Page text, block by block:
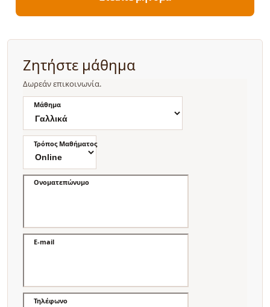
Ζητήστε μάθημα
Δωρεάν επικοινωνία.
Μάθημα
Τρόπος Μαθήματος
Ονοματεπώνυμο
E-mail
Τηλέφωνο